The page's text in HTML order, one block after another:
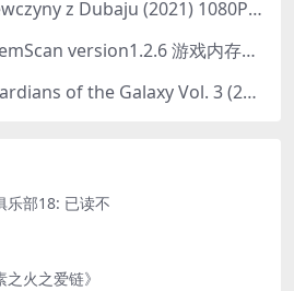
迪拜的女孩 Dziewczyny z Dubaju (2021) 1080P 中字
IOS 越狱软件iMemScan version1.2.6 游戏内存修改器
银河护卫队3 Guardians of the Galaxy Vol. 3 (2023)4K高清资源1080p只分享精品
乐部18: 已读不
之火之爱链》